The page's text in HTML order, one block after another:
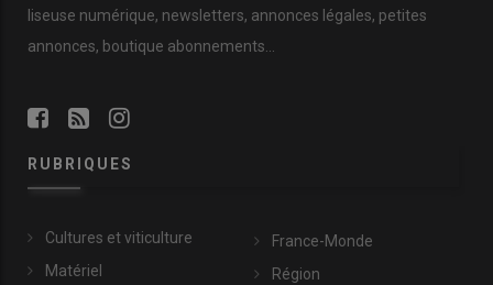
liseuse numérique, newsletters, annonces légales, petites
annonces, boutique abonnements…
RUBRIQUES
Cultures et viticulture
Matériel
France-Monde
Région